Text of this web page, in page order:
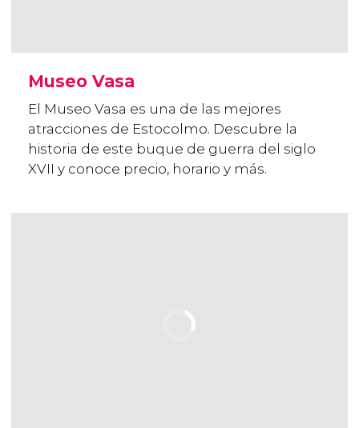
Museo Vasa
El Museo Vasa es una de las mejores
atracciones de Estocolmo. Descubre la
historia de este buque de guerra del siglo
XVII y conoce precio, horario y más.